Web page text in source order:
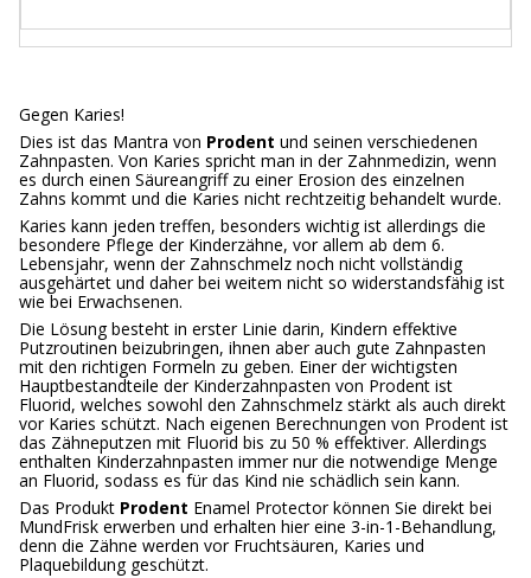
Gegen Karies!
Dies ist das Mantra von Prodent und seinen verschiedenen
Zahnpasten. Von Karies spricht man in der Zahnmedizin, wenn
es durch einen Säureangriff zu einer Erosion des einzelnen
Zahns kommt und die Karies nicht rechtzeitig behandelt wurde.
Karies kann jeden treffen, besonders wichtig ist allerdings die
besondere Pflege der Kinderzähne, vor allem ab dem 6.
Lebensjahr, wenn der Zahnschmelz noch nicht vollständig
ausgehärtet und daher bei weitem nicht so widerstandsfähig ist
wie bei Erwachsenen.
Die Lösung besteht in erster Linie darin, Kindern effektive
Putzroutinen beizubringen, ihnen aber auch gute Zahnpasten
mit den richtigen Formeln zu geben. Einer der wichtigsten
Hauptbestandteile der Kinderzahnpasten von Prodent ist
Fluorid, welches sowohl den Zahnschmelz stärkt als auch direkt
vor Karies schützt. Nach eigenen Berechnungen von Prodent ist
das Zähneputzen mit Fluorid bis zu 50 % effektiver. Allerdings
enthalten Kinderzahnpasten immer nur die notwendige Menge
an Fluorid, sodass es für das Kind nie schädlich sein kann.
Das Produkt Prodent Enamel Protector können Sie direkt bei
MundFrisk erwerben und erhalten hier eine 3-in-1-Behandlung,
denn die Zähne werden vor Fruchtsäuren, Karies und
Plaquebildung geschützt.